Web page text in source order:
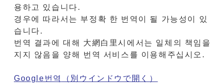
용하고 있습니다.
경우에 따라서는 부정확 한 번역이 될 가능성이 있
습니다.
번역 결과에 대해 大網白里시에서는 일체의 책임을
지지 않음을 양해 번역 서비스를 이용해주십시오.
Google번역 （別ウインドウで開く）